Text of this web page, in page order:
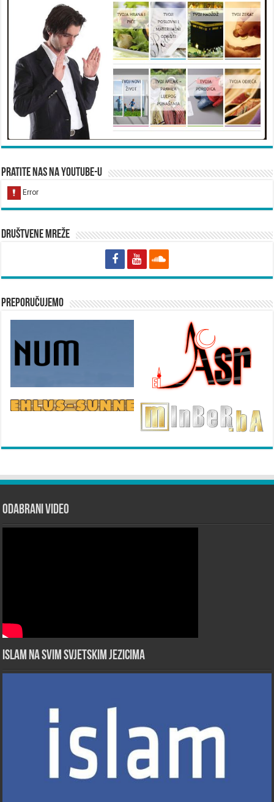
Pratite nas na YouTube-u
Društvene mreže
Preporučujemo
Odabrani Video
Islam na svim svjetskim jezicima